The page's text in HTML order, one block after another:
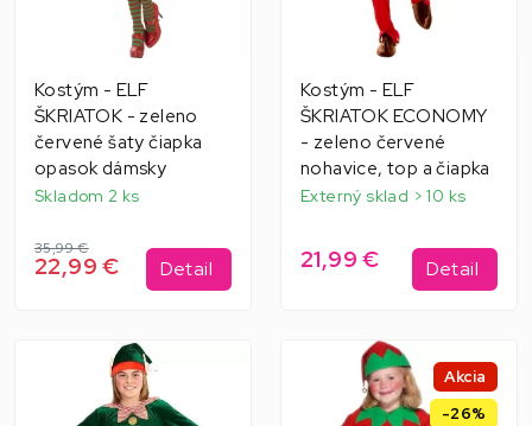
Kostým - ELF
ŠKRIATOK - zeleno
červené šaty čiapka
opasok dámsky
Skladom 2 ks
35,99 €
22,99 € Detail
Kostým - ELF
ŠKRIATOK ECONOMY
- zeleno červené
nohavice, top a čiapka
Externý sklad > 10 ks
21,99 € Detail
Akcia
-26%